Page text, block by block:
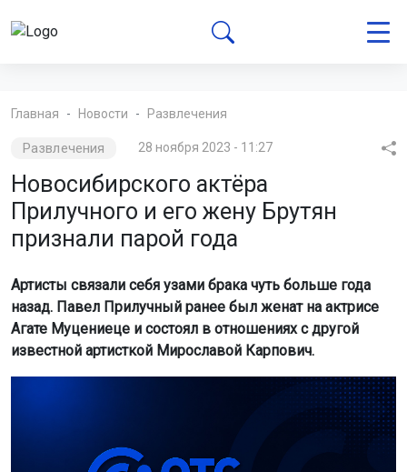
Главная Новости Развлечения
Развлечения 28 ноября 2023 - 11:27
Новосибирского актёра
Прилучного и его жену Брутян
признали парой года
Артисты связали себя узами брака чуть больше года
назад. Павел Прилучный ранее был женат на актрисе
Агате Муцениеце и состоял в отношениях с другой
известной артисткой Мирославой Карпович.